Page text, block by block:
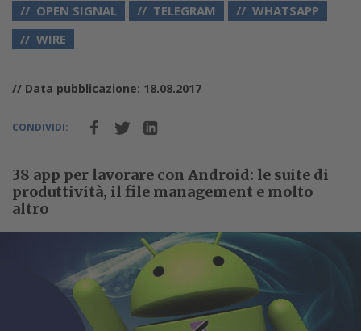
OPEN SIGNAL
TELEGRAM
WHATSAPP
WIRE
// Data pubblicazione: 18.08.2017
CONDIVIDI:
38 app per lavorare con Android: le suite di
produttività, il file management e molto
altro